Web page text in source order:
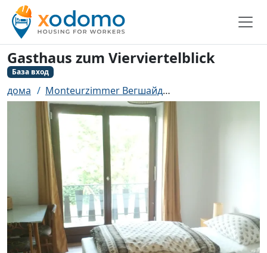
Gasthaus zum Vierviertelblick
База вход
дома Monteurzimmer Вегшайд